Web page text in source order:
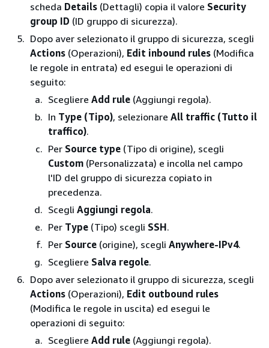
scheda Details (Dettagli) copia il valore Security
group ID (ID gruppo di sicurezza).
Dopo aver selezionato il gruppo di sicurezza, scegli
Actions (Operazioni), Edit inbound rules (Modifica
le regole in entrata) ed esegui le operazioni di
seguito:
Scegliere Add rule (Aggiungi regola).
In Type (Tipo), selezionare All traffic (Tutto il
traffico).
Per Source type (Tipo di origine), scegli
Custom (Personalizzata) e incolla nel campo
l'ID del gruppo di sicurezza copiato in
precedenza.
Scegli Aggiungi regola.
Per Type (Tipo) scegli SSH.
Per Source (origine), scegli Anywhere-IPv4.
Scegliere Salva regole.
Dopo aver selezionato il gruppo di sicurezza, scegli
Actions (Operazioni), Edit outbound rules
(Modifica le regole in uscita) ed esegui le
operazioni di seguito:
Scegliere Add rule (Aggiungi regola).